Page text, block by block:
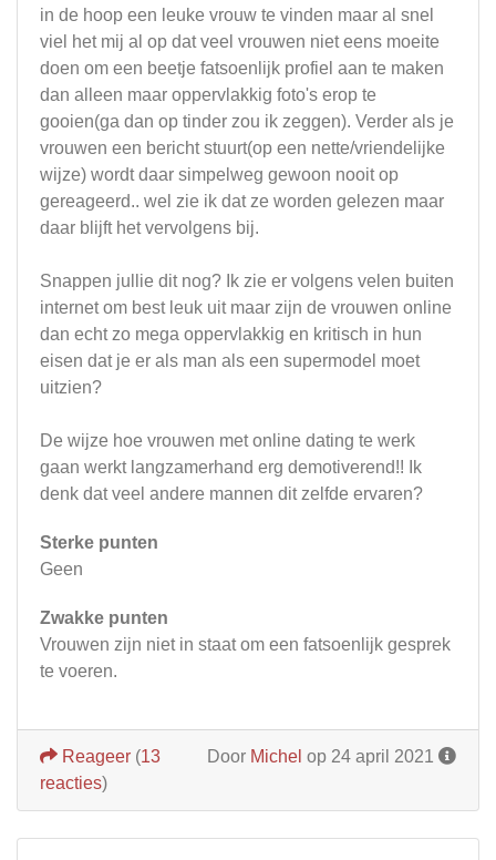
in de hoop een leuke vrouw te vinden maar al snel
viel het mij al op dat veel vrouwen niet eens moeite
doen om een beetje fatsoenlijk profiel aan te maken
dan alleen maar oppervlakkig foto's erop te
gooien(ga dan op tinder zou ik zeggen). Verder als je
vrouwen een bericht stuurt(op een nette/vriendelijke
wijze) wordt daar simpelweg gewoon nooit op
gereageerd.. wel zie ik dat ze worden gelezen maar
daar blijft het vervolgens bij.
Snappen jullie dit nog? Ik zie er volgens velen buiten
internet om best leuk uit maar zijn de vrouwen online
dan echt zo mega oppervlakkig en kritisch in hun
eisen dat je er als man als een supermodel moet
uitzien?
De wijze hoe vrouwen met online dating te werk
gaan werkt langzamerhand erg demotiverend!! Ik
denk dat veel andere mannen dit zelfde ervaren?
Sterke punten
Geen
Zwakke punten
Vrouwen zijn niet in staat om een fatsoenlijk gesprek
te voeren.
Door Michel op 24 april 2021
Reageer (13
reacties)